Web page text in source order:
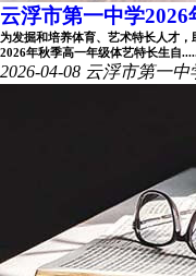
云浮市第一中学
为发掘和培养体育、艺术特长人才
2026年秋季高一年级体艺特长生自
2026-04-08 云浮市第一中